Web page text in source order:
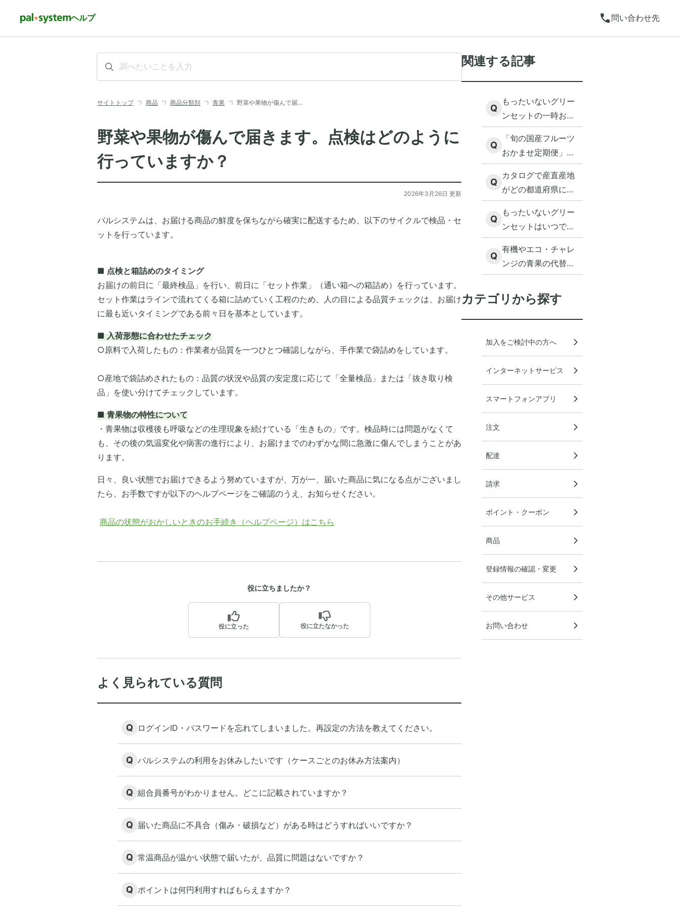
ヘルプ call 問い合わせ先
サイトトップ 商品 商品分類別 青果 野菜や果物が傷んで届…
野菜や果物が傷んで届きます。点検はどのように
行っていますか？
2026年3月26日 更新
パルシステムは、お届ける商品の鮮度を保ちながら確実に配送するため、以下のサイクルで検品・セ
ットを行っています。
■ 点検と箱詰めのタイミング
お届けの前日に「最終検品」を行い、前日に「セット作業」（通い箱への箱詰め）を行っています。
セット作業はラインで流れてくる箱に詰めていく工程のため、人の目による品質チェックは、お届け
に最も近いタイミングである前々日を基本としています。
■ 入荷形態に合わせたチェック
○原料で入荷したもの：作業者が品質を一つひとつ確認しながら、手作業で袋詰めをしています。
○産地で袋詰めされたもの：品質の状況や品質の安定度に応じて「全量検品」または「抜き取り検
品」を使い分けてチェックしています。
■ 青果物の特性について
・青果物は収穫後も呼吸などの生理現象を続けている「生きもの」です。検品時には問題がなくて
も、その後の気温変化や病害の進行により、お届けまでのわずかな間に急激に傷んでしまうことがあ
ります。
日々、良い状態でお届けできるよう努めていますが、万が一、届いた商品に気になる点がございまし
たら、お手数ですが以下のヘルプページをご確認のうえ、お知らせください。
商品の状態がおかしいときのお手続き（ヘルプページ）はこちら
役に立ちましたか？
役に立った 役に立たなかった
よく見られている質問
Q ログインID・パスワードを忘れてしまいました。再設定の方法を教えてください。
Q パルシステムの利用をお休みしたいです（ケースごとのお休み方法案内）
Q 組合員番号がわかりません。どこに記載されていますか？
Q 届いた商品に不具合（傷み・破損など）がある時はどうすればいいですか？
Q 常温商品が温かい状態で届いたが、品質に問題はないですか？
Q ポイントは何円利用すればもらえますか？
関連する記事
Q
もったいないグリー
ンセットの一時お休
み／解約の方法を教
えてください。
Q
「旬の国産フルーツ
おかませ定期便」の
一時お休み／解約の
方法を教えてくださ
い
Q
カタログで産直産地
がどの都道府県にあ
るか案内はあります
か？
Q
もったいないグリー
ンセットはいつでも
利用登録できます
か？
Q
有機やエコ・チャレ
ンジの青果の代替品
を届かないようにし
ていましたが、届く
ように変更したいで
す。
カテゴリから探す
加入をご検討中の方へ
インターネットサービス
スマートフォンアプリ
注文
配達
請求
ポイント・クーポン
商品
登録情報の確認・変更
その他サービス
お問い合わせ